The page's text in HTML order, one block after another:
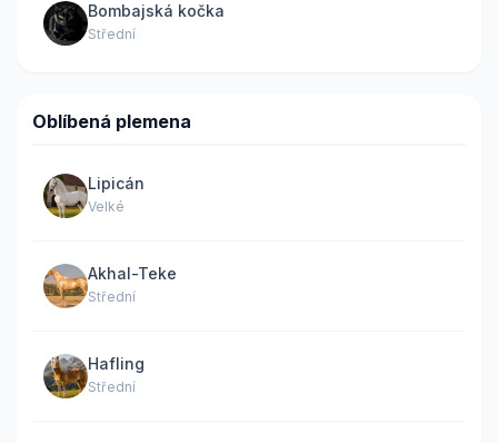
Bombajská kočka
Střední
Oblíbená plemena
Lipicán
Velké
Akhal-Teke
Střední
Hafling
Střední